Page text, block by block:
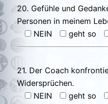
20. Gefühle und
Personen in meinem
NEIN
geht so
21. Der Coach
Widersprüchen.
NEIN
geht so